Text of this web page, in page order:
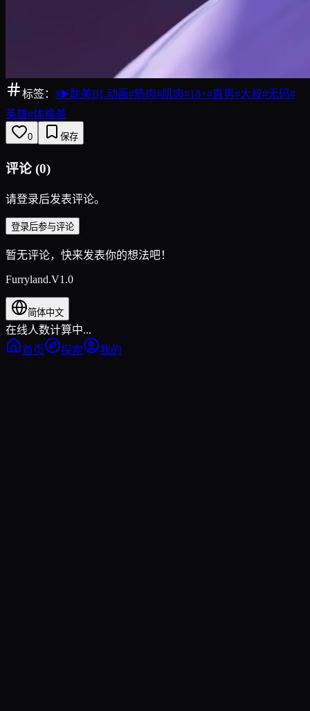
标签： #▶️耽美BL动画#筋肉#肌肉#18+#直男#大叔#无码#
英雄#体格差
0 保存
评论 (0)
请登录后发表评论。
登录后参与评论
暂无评论，快来发表你的想法吧！
Furryland.V1.0
简体中文
在线人数计算中...
首页
探索 我的